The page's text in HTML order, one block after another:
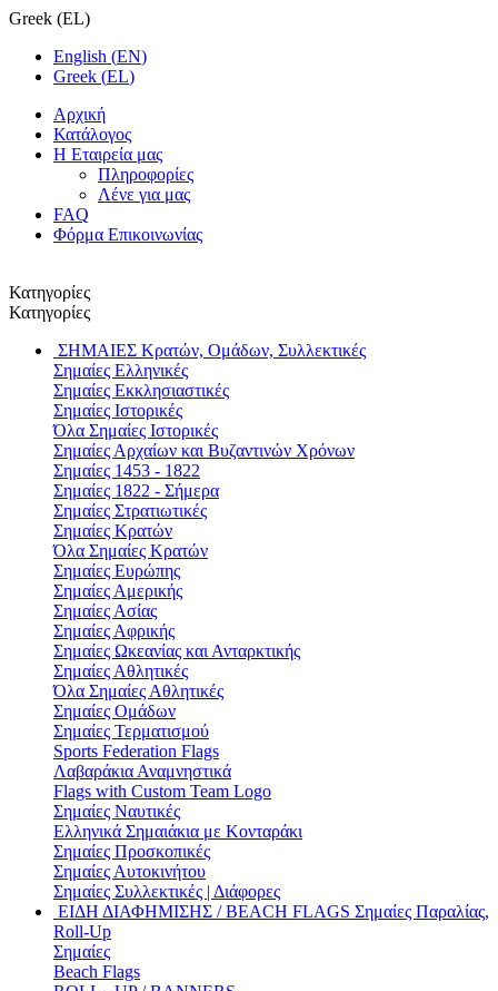
Greek (EL)
English (EN)
Greek (EL)
Αρχική
Κατάλογος
Η Εταιρεία μας
Πληροφορίες
Λένε για μας
FAQ
Φόρμα Επικοινωνίας
Κατηγορίες
Κατηγορίες
ΣΗΜΑΙΕΣ Κρατών, Ομάδων, Συλλεκτικές
Σημαίες Ελληνικές
Σημαίες Εκκλησιαστικές
Σημαίες Ιστορικές
Όλα Σημαίες Ιστορικές
Σημαίες Αρχαίων και Βυζαντινών Χρόνων
Σημαίες 1453 - 1822
Σημαίες 1822 - Σήμερα
Σημαίες Στρατιωτικές
Σημαίες Κρατών
Όλα Σημαίες Κρατών
Σημαίες Ευρώπης
Σημαίες Αμερικής
Σημαίες Ασίας
Σημαίες Αφρικής
Σημαίες Ωκεανίας και Ανταρκτικής
Σημαίες Αθλητικές
Όλα Σημαίες Αθλητικές
Σημαίες Ομάδων
Σημαίες Τερματισμού
Sports Federation Flags
Λαβαράκια Αναμνηστικά
Flags with Custom Team Logo
Σημαίες Ναυτικές
Ελληνικά Σημαιάκια με Κονταράκι
Σημαίες Προσκοπικές
Σημαίες Αυτοκινήτου
Σημαίες Συλλεκτικές | Διάφορες
ΕΙΔΗ ΔΙΑΦΗΜΙΣΗΣ / BEACH FLAGS Σημαίες Παραλίας,
Roll-Up
Σημαίες
Beach Flags